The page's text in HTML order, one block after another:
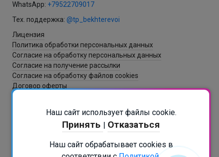
WhatsApp: +79522709017
Тех. поддержка: @tp_bekhterevoi
Лицензия
Политика обработки персональных данных
Согласие на обработку персональных данных
Согласие на получение рассылки
Согласие на обработку файлов cookies
Договор оферты
Разработка и создание сайта - ItNova / СБ
Подписаться на рассылку
Наш сайт использует файлы cookie.
Принять | Отказаться
Наш сайт обрабатывает cookies в